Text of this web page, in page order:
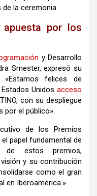
la ceremonia.
apuesta por los
y Desarrollo
Smester, expresó su
felices de
Unidos acceso
con su despliegue
por el público».
de los Premios
el papel fundamental de
de estos premios,
y su contribución
como el gran
en Iberoamérica.»